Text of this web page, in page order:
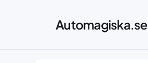
Automagiska.se